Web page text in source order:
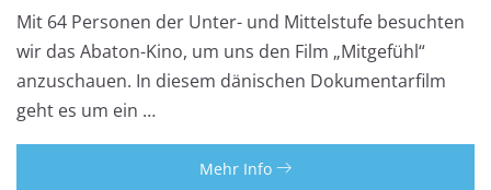
Mit 64 Personen der Unter- und Mittelstufe besuchten
wir das Abaton-Kino, um uns den Film „Mitgefühl“
anzuschauen. In diesem dänischen Dokumentarfilm
geht es um ein …
Mehr Info